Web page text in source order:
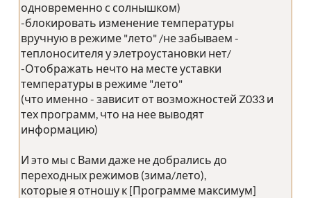
одновременно с солнышком)
-блокировать изменение температуры
вручную в режиме "лето" /не забываем -
теплоносителя у элетроустановки нет/
-Отображать нечто на месте уставки
температуры в режиме "лето"
(что именно - зависит от возможностей Z033 и
тех программ, что на нее выводят
информацию)
И это мы с Вами даже не добрались до
переходных режимов (зима/лето),
которые я отношу к [Программе максимум]